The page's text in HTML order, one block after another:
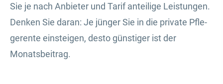
Sie je nach Anbieter und Tarif anteilige Leistungen.
Denken Sie daran: Je jünger Sie in die private Pfle­
ge­ren­te einsteigen, desto günstiger ist der
Monatsbeitrag.